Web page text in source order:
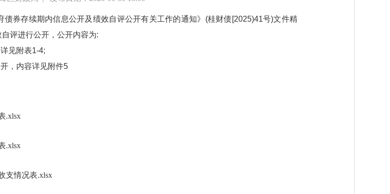
券存续期内信息公开及绩效自评公开有关工作的通知》(桂财债[2025)41号)文件精
评进行公开，公开内容为:
见附表1-4;
，内容详见附件5
.xlsx
.xlsx
支情况表.xlsx